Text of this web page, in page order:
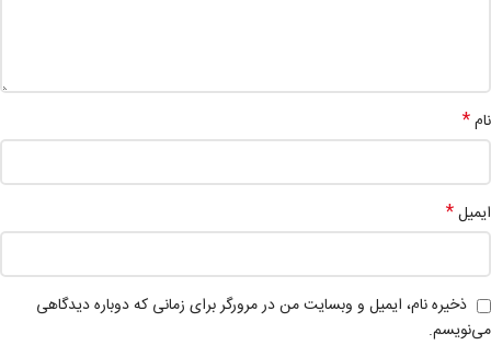
نام*
ایمیل*
ذخیره نام، ایمیل و وبسایت من در مرورگر برای زمانی که دوباره دیدگاهی
می‌نویسم.